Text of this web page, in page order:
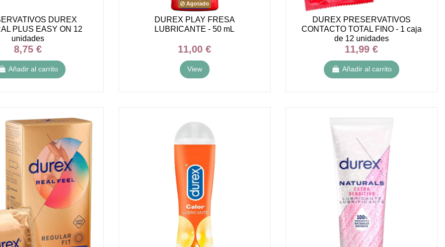
DUREX
PLUS EASY ON 12
unidades
8,75 €
Añadir al carrito
Agotado
DUREX PLAY FRESA
LUBRICANTE - 50 mL
11,00 €
View
DUREX PRESERVATIVOS
CONTACTO TOTAL FINO - 1 caja
de 12 unidades
11,99 €
Añadir al carrito